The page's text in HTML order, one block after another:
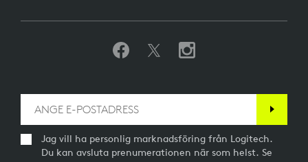
Jag vill ha personlig marknadsföring från Logitech.
Du kan avsluta prenumerationen när som helst. Se